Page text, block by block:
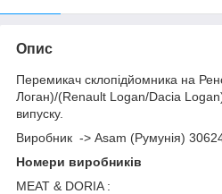
Опис
Перемикач склопідйомника на
Логан)/(Renault Logan/Dacia
випуску.
Виробник -> Asam (Румунія)
Номери виробників
MEAT & DORIA :